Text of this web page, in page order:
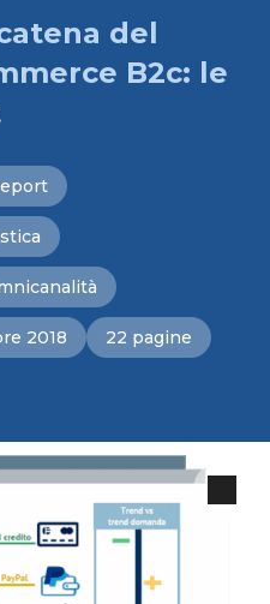
del
B2c: le
2018 22 pagine